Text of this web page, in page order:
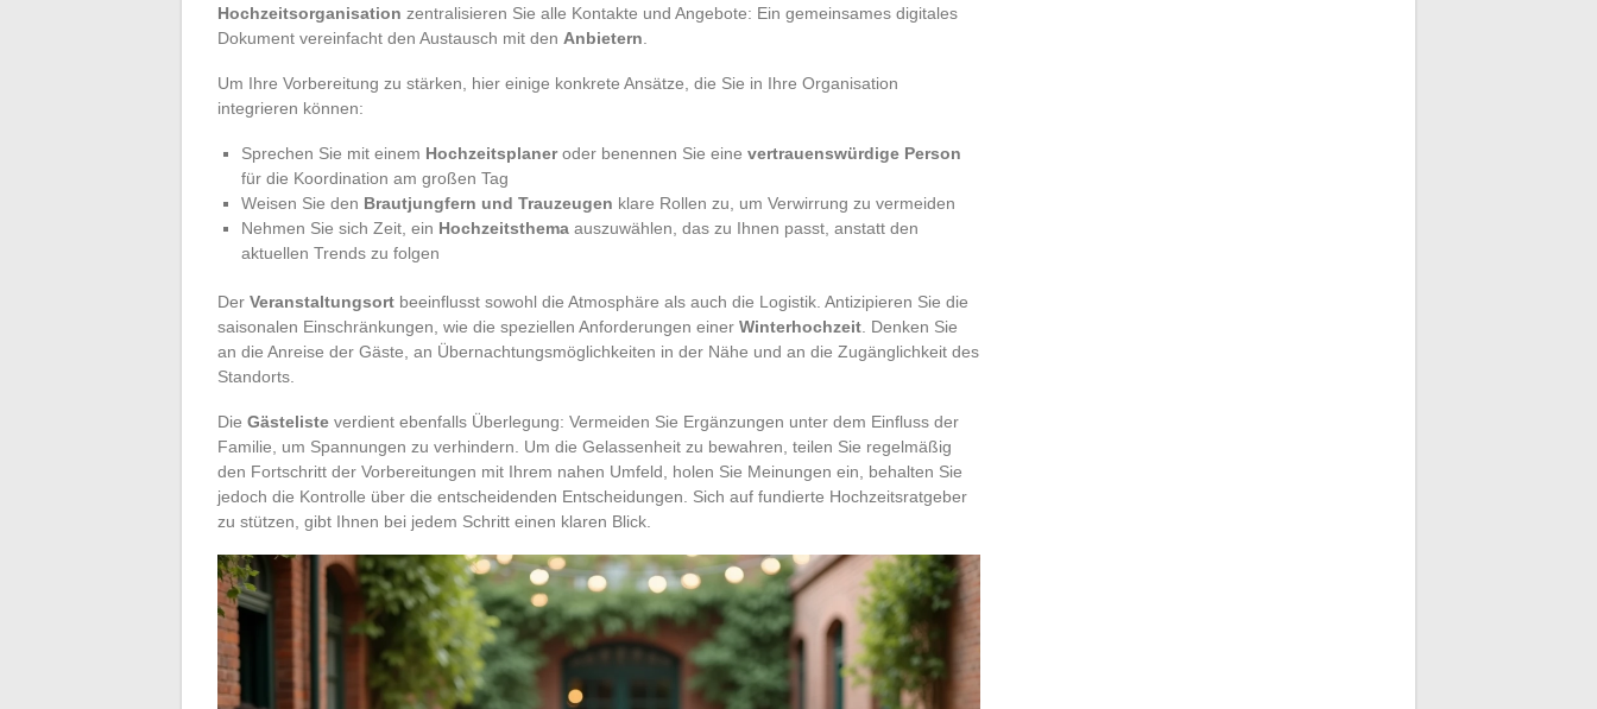
Hochzeitsorganisation zentralisieren Sie alle Kontakte und Angebote: Ein gemeinsames digitales
Dokument vereinfacht den Austausch mit den Anbietern
Um Ihre Vorbereitung zu stärken, hier einige konkrete Ansätze, die Sie in Ihre Organisation
integrieren können:
Sprechen Sie mit einem Hochzeitsplaneroder benennen Sie eine vertrauenswürdige Person
für die Koordination am großen Tag
Weisen Sie den Brautjungfern und Trauzeugen klare Rollen zu, um Verwirrung zu vermeiden
Nehmen Sie sich Zeit, ein Hochzeitsthema auszuwählen, das zu Ihnen passt, anstatt den
aktuellen Trends zu folgen
Der Veranstaltungsort beeinflusst sowohl die Atmosphäre als auch die Logistik. Antizipieren Sie die
saisonalen Einschränkungen, wie die speziellen Anforderungen einer Winterhochzeit . Denken Sie
an die Anreise der Gäste, an Übernachtungsmöglichkeiten in der Nähe und an die Zugänglichkeit des
Standorts.
Die Gästeliste verdient ebenfalls Überlegung: Vermeiden Sie Ergänzungen unter dem Einfluss der
Familie, um Spannungen zu verhindern. Um die Gelassenheit zu bewahren, teilen Sie regelmäßig
den Fortschritt der Vorbereitungen mit Ihrem nahen Umfeld, holen Sie Meinungen ein, behalten Sie
jedoch die Kontrolle über die entscheidenden Entscheidungen. Sich auf fundierte Hochzeitsratgeber
zu stützen, gibt Ihnen bei jedem Schritt einen klaren Blick.